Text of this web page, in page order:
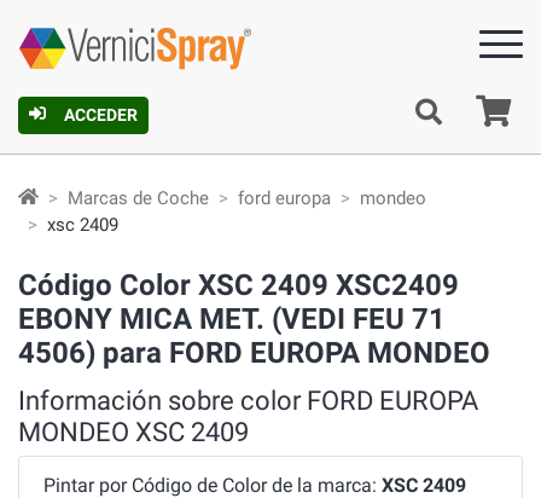
ACCEDER
Marcas de Coche ford europa
mondeo
xsc 2409
Código Color XSC 2409 XSC2409
EBONY MICA MET. (VEDI FEU 71
4506) para FORD EUROPA MONDEO
Información sobre color FORD EUROPA
MONDEO XSC 2409
Pintar por Código de Color de la marca: XSC 2409